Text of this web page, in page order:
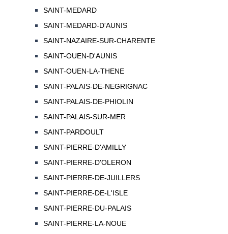
SAINT-MEDARD
SAINT-MEDARD-D'AUNIS
SAINT-NAZAIRE-SUR-CHARENTE
SAINT-OUEN-D'AUNIS
SAINT-OUEN-LA-THENE
SAINT-PALAIS-DE-NEGRIGNAC
SAINT-PALAIS-DE-PHIOLIN
SAINT-PALAIS-SUR-MER
SAINT-PARDOULT
SAINT-PIERRE-D'AMILLY
SAINT-PIERRE-D'OLERON
SAINT-PIERRE-DE-JUILLERS
SAINT-PIERRE-DE-L'ISLE
SAINT-PIERRE-DU-PALAIS
SAINT-PIERRE-LA-NOUE